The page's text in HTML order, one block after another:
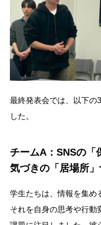
最終発表会では、以下の
した。
チームA：SNSの「
気づきの「居場所」
学生たちは、情報を集め
それを自身の思考や行動